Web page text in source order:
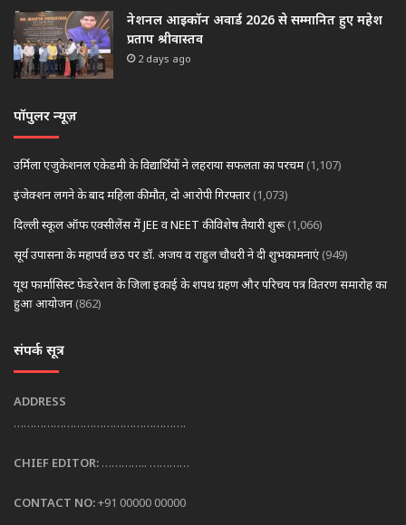
नेशनल आइकॉन अवार्ड 2026 से सम्मानित हुए महेश
प्रताप श्रीवास्तव
2 days ago
पॉपुलर न्यूज़
उर्मिला एजुकेशनल एकेडमी के विद्यार्थियों ने लहराया सफलता का परचम (1,107)
इंजेक्शन लगने के बाद महिला की मौत, दो आरोपी गिरफ्तार (1,073)
दिल्ली स्कूल ऑफ एक्सीलेंस में JEE व NEET की विशेष तैयारी शुरू (1,066)
सूर्य उपासना के महापर्व छठ पर डॉ. अजय व राहुल चौधरी ने दी शुभकामनाएं (949)
यूथ फार्मासिस्ट फेडरेशन के जिला इकाई के शपथ ग्रहण और परिचय पत्र वितरण समारोह का
हुआ आयोजन (862)
संपर्क सूत्र
ADDRESS
…………………………………………….
CHIEF EDITOR: ………….. …………
CONTACT NO:+91 00000 00000